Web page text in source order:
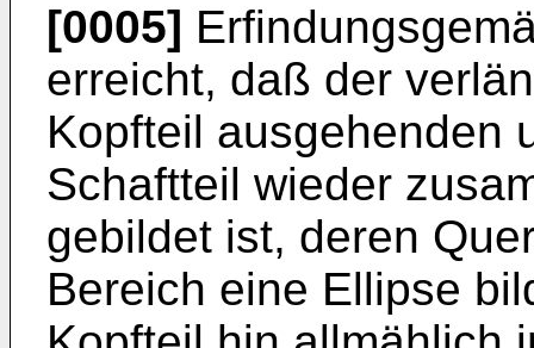
[0005]
erreicht, daß der
Kopfteil ausgehenden
Schaftteil wieder
gebildet ist, deren
Bereich eine Ellipse